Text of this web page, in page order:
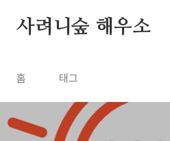
사려니숲 해우소
홈 태그